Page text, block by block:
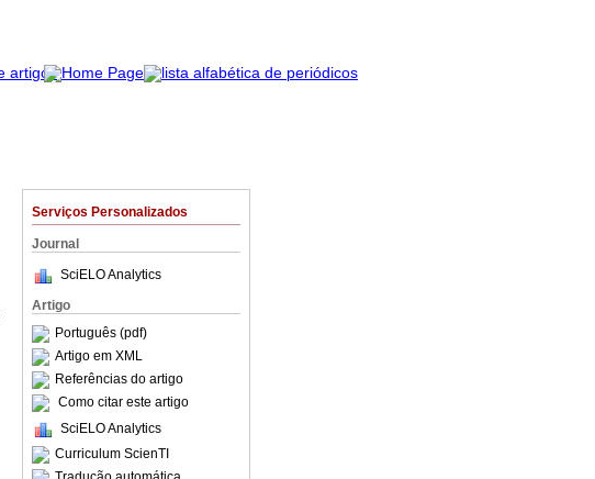
Serviços Personalizados
Journal
SciELO Analytics
Artigo
Português (pdf)
Artigo em XML
Referências do artigo
Como citar este artigo
SciELO Analytics
Curriculum ScienTI